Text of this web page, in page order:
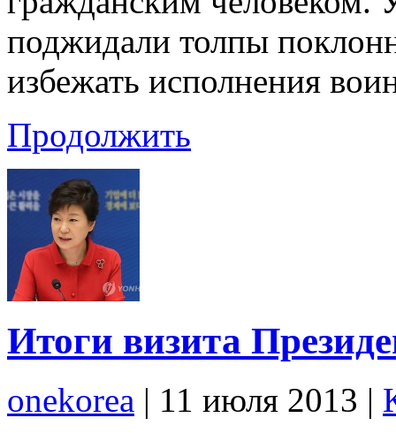
поджидали толпы
избежать исполнения
Продолжить
Итоги визита
onekorea | 11 июля 2013 |